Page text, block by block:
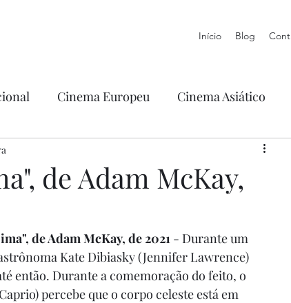
Início Blog
Cinema Europeu Cinema Asiático
Hollywood
de Adam McKay,
de Adam McKay, de 2021 - Durante um
Kate Dibiasky (Jennifer Lawrence)
então. Durante a comemoração do feito, o
percebe que o corpo celeste está em